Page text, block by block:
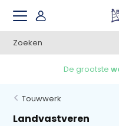
De grootste
Touwwerk
Landvastveren